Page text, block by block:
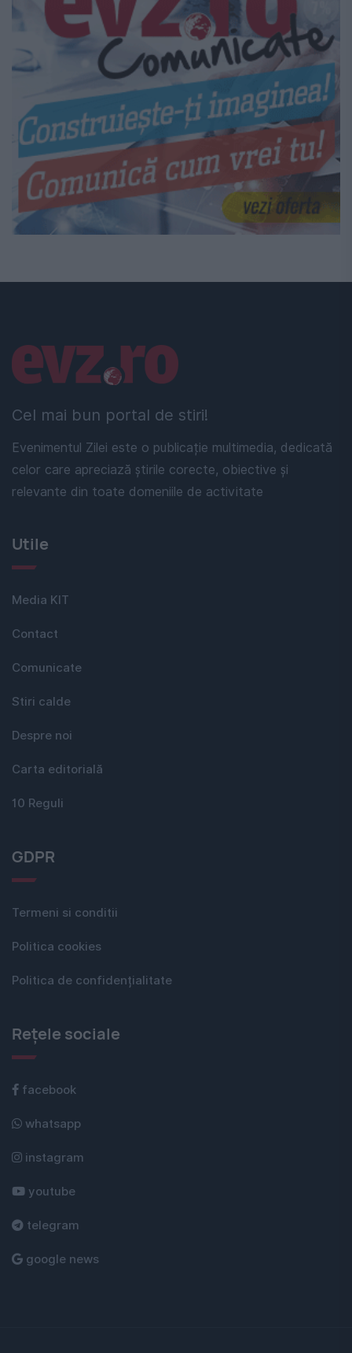
Cel mai bun portal de stiri!
Evenimentul Zilei este o publicație multimedia, dedicată
celor care apreciază știrile corecte, obiective și
relevante din toate domeniile de activitate
Linkuri utile
Utile
Media KIT
Contact
Comunicate
Stiri calde
Despre noi
Carta editorială
10 Reguli
GDPR
Termeni si conditii
Politica cookies
Politica de confidențialitate
Rețele sociale
facebook
whatsapp
instagram
youtube
telegram
google news